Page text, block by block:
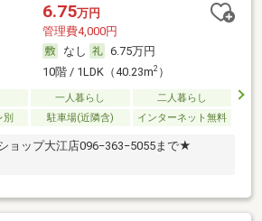
6.75万円
管理費4,000円
なし
6.75万円
10階 / 1LDK（40.23m2）
一人暮らし
二人暮らし
別
駐車場(近隣含) インターネット無料
ョップ大江店096−363−5055まで★